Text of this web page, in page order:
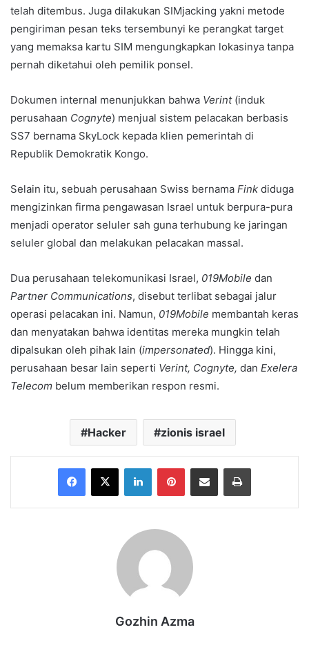
telah ditembus. Juga dilakukan SIMjacking yakni metode
pengiriman pesan teks tersembunyi ke perangkat target
yang memaksa kartu SIM mengungkapkan lokasinya tanpa
pernah diketahui oleh pemilik ponsel.
Dokumen internal menunjukkan bahwa Verint(induk
perusahaan Cognyte) menjual sistem pelacakan berbasis
SS7 bernama SkyLock kepada klien pemerintah di
Republik Demokratik Kongo.
Selain itu, sebuah perusahaan Swiss bernama Fink diduga
mengizinkan firma pengawasan Israel untuk berpura-pura
menjadi operator seluler sah guna terhubung ke jaringan
seluler global dan melakukan pelacakan massal.
Dua perusahaan telekomunikasi Israel, 019Mobile dan
Partner Communications, disebut terlibat sebagai jalur
operasi pelacakan ini. Namun, 019Mobile membantah keras
dan menyatakan bahwa identitas mereka mungkin telah
dipalsukan oleh pihak lain (impersonated). Hingga kini,
perusahaan besar lain seperti Verint, Cognyte, dan Exelera
Telecom belum memberikan respon resmi.
Hacker zionis israel
Facebook
X LinkedInPinterestShare via Email Print
Gozhin Azma